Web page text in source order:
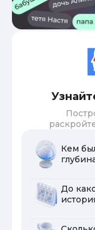
Кем
До